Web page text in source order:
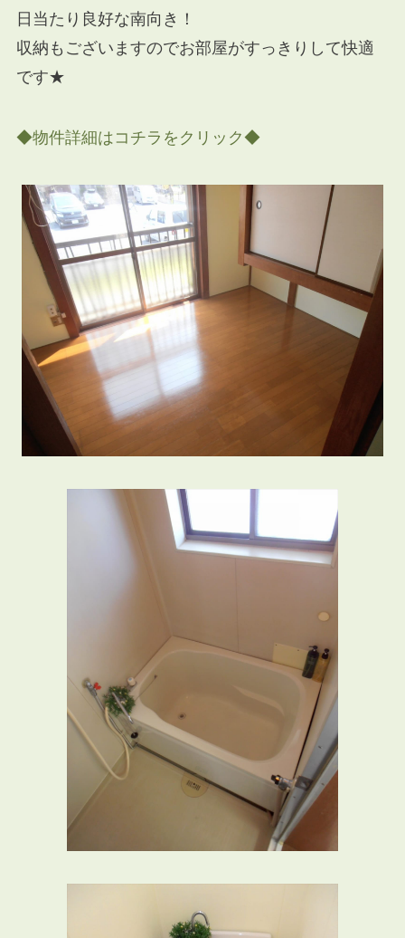
日当たり良好な南向き！
収納もございますのでお部屋がすっきりして快適
です★
◆物件詳細はコチラをクリック◆